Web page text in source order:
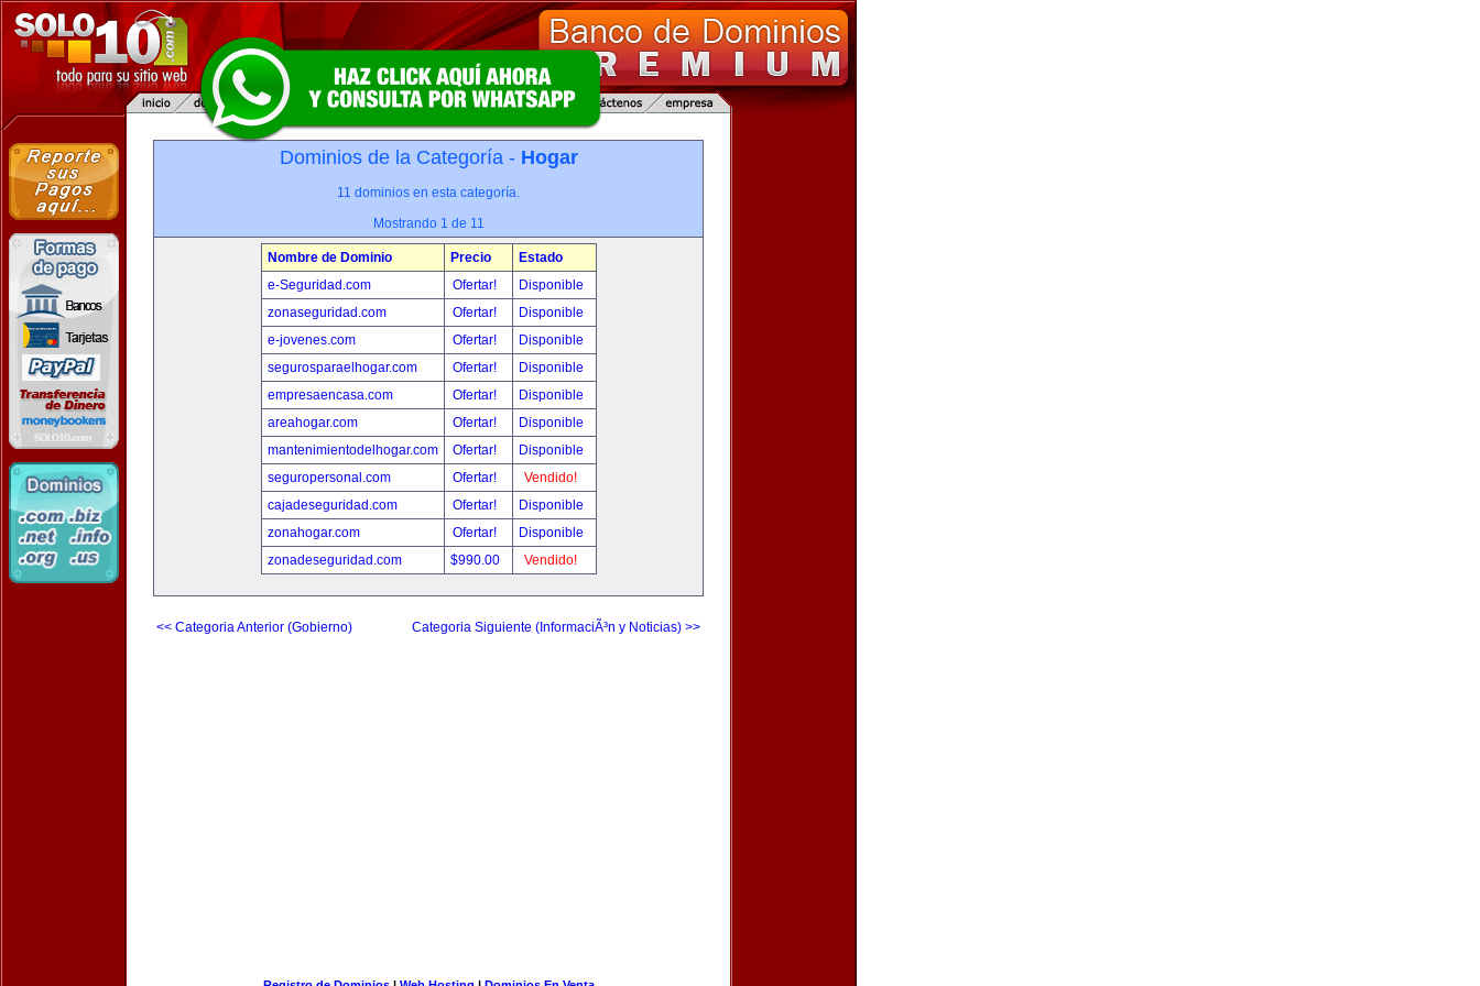
Dominios de la Categoría - Hogar
11 dominios en esta categoría.
Mostrando 1 de 11
Nombre de Dominio Precio
Estado
e-Seguridad.com
Ofertar!
Disponible
zonaseguridad.com
Ofertar!
Disponible
e-jovenes.com
Ofertar!
Disponible
segurosparaelhogar.com
Ofertar!
Disponible
empresaencasa.com
Ofertar!
Disponible
areahogar.com
Ofertar!
Disponible
mantenimientodelhogar.com
Ofertar!
Disponible
seguropersonal.com
Ofertar!
Vendido!
cajadeseguridad.com
Ofertar!
Disponible
zonahogar.com
Ofertar!
Disponible
zonadeseguridad.com
$990.00 Vendido!
<< Categoria Anterior (Gobierno) Categoria Siguiente (InformaciÃ³n y Noticias) >>